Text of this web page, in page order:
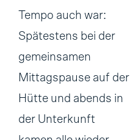
Tempo auch war:
Spätestens bei der
gemeinsamen
Mittagspause auf der
Hütte und abends in
der Unterkunft